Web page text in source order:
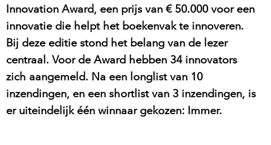
Innovation Award, een prijs van € 50.000 voor een
innovatie die helpt het boekenvak te innoveren.
Bij deze editie stond het belang van de lezer
centraal. Voor de Award hebben 34 innovators
zich aangemeld. Na een longlist van 10
inzendingen, en een shortlist van 3 inzendingen, is
er uiteindelijk één winnaar gekozen: Immer.